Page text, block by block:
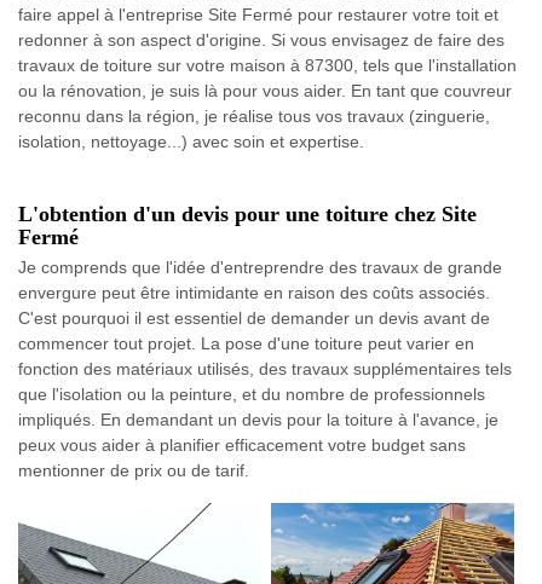
faire appel à l'entreprise Site Fermé pour restaurer votre toit et
redonner à son aspect d'origine. Si vous envisagez de faire des
travaux de toiture sur votre maison à 87300, tels que l'installation
ou la rénovation, je suis là pour vous aider. En tant que couvreur
reconnu dans la région, je réalise tous vos travaux (zinguerie,
isolation, nettoyage...) avec soin et expertise.
L'obtention d'un devis pour une toiture chez Site
Fermé
Je comprends que l'idée d'entreprendre des travaux de grande
envergure peut être intimidante en raison des coûts associés.
C'est pourquoi il est essentiel de demander un devis avant de
commencer tout projet. La pose d'une toiture peut varier en
fonction des matériaux utilisés, des travaux supplémentaires tels
que l'isolation ou la peinture, et du nombre de professionnels
impliqués. En demandant un devis pour la toiture à l'avance, je
peux vous aider à planifier efficacement votre budget sans
mentionner de prix ou de tarif.